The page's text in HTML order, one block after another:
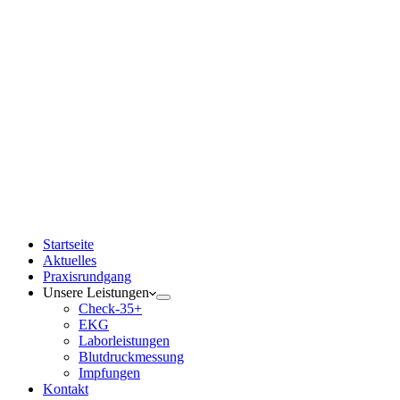
Startseite
Aktuelles
Praxisrundgang
Unsere Leistungen
Check-35+
EKG
Laborleistungen
Blutdruckmessung
Impfungen
Kontakt